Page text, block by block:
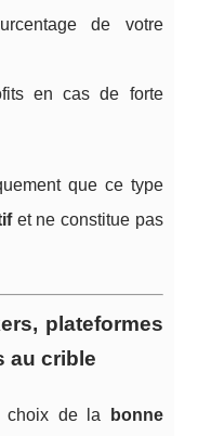
de votre
en cas de forte
que ce type
et ne constitue pas
plateformes
au crible
choix de la
bonne